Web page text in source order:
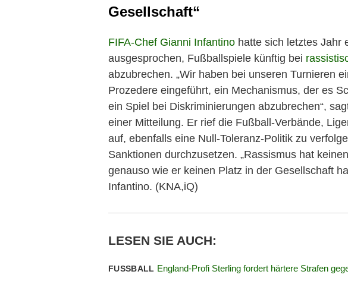
Gesellschaft“
FIFA-Chef Gianni Infantino hatte sich letztes Jahr
ausgesprochen, Fußballspiele künftig bei
abzubrechen. „Wir haben bei unseren Turnieren
Prozedere eingeführt, ein Mechanismus, der es
ein Spiel bei Diskriminierungen abzubrechen“,
einer Mitteilung. Er rief die Fußball-Verbände,
auf, ebenfalls eine Null-Toleranz-Politik zu
Sanktionen durchzusetzen. „Rassismus hat
genauso wie er keinen Platz in der Gesellschaft
Infantino. (KNA,iQ)
LESEN SIE AUCH:
FUSSBALL England-Profi Sterling fordert härtere Strafen